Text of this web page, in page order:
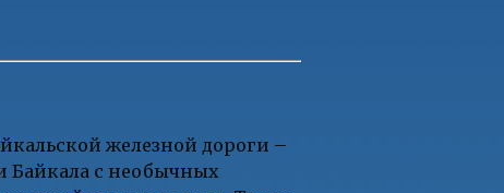
железной дороги –
Байкала с необычных